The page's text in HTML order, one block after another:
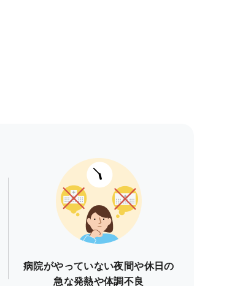
病院がやっていない夜間や休日の
急な発熱や体調不良